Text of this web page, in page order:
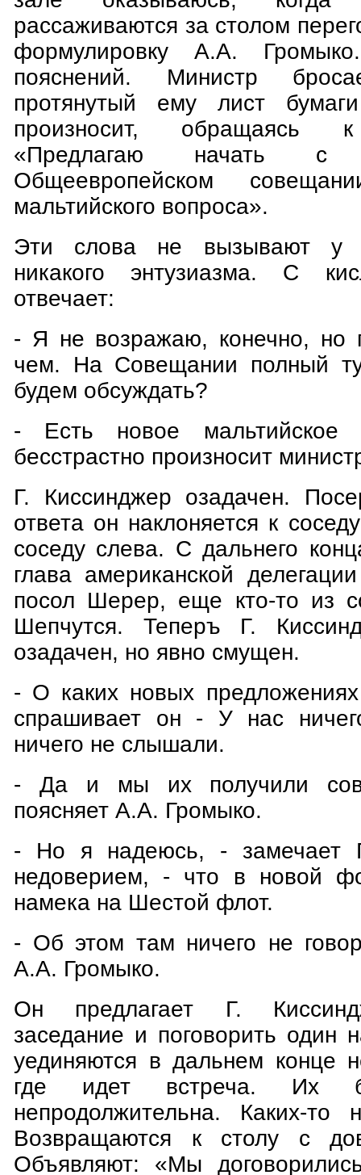
рассаживаются за столом
формулировку А.А.
пояснений. Министр
протянутый ему лист
произносит, обращаясь
«Предлагаю начать
Общеевропейском
мальтийского вопроса».
Эти слова не вызывают у
никакого энтузиазма. С
отвечает:
- Я не возражаю, конечно, но
чем. На Совещании полный
будем обсуждать?
- Есть новое мальтийское
бесстрастно произносит
Г. Киссинджер озадачен.
ответа он наклоняется к
соседу слева. С дальнего
глава американской
посол Шерер, еще кто-то из
Шепчутся. Теперъ Г.
озадачен, но явно смущен.
- О каких новых
спрашивает он - У нас
ничего не слышали.
- Да и мы их получили
поясняет А.А. Громыко.
- Но я надеюсь, - замечает
недоверием, - что в новой
намека на Шестой флот.
- Об этом там ничего не
А.А. Громыко.
Он предлагает Г.
заседание и поговорить один
уединяются в дальнем конце
где идет встреча. Их
непродолжительна. Каких-то
Возвращаются к столу с
Объявляют: «Мы